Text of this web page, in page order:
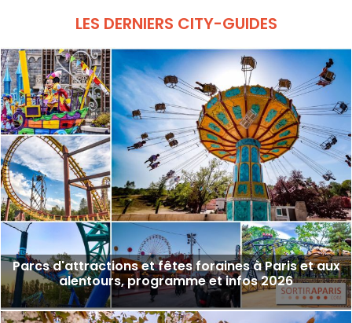
LES DERNIERS CITY-GUIDES
Parcs d'attractions et fêtes foraines à Paris et aux
alentours, programme et infos 2026